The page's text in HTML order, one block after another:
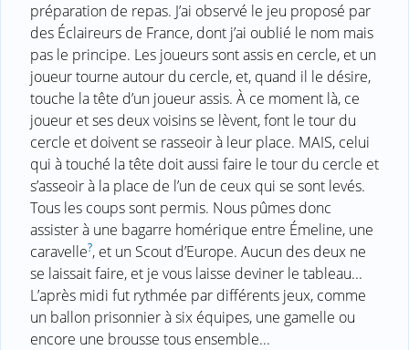
préparation de repas. J’ai observé le jeu proposé par
des Éclaireurs de France, dont j’ai oublié le nom mais
pas le principe. Les joueurs sont assis en cercle, et un
joueur tourne autour du cercle, et, quand il le désire,
touche la tête d’un joueur assis. À ce moment là, ce
joueur et ses deux voisins se lèvent, font le tour du
cercle et doivent se rasseoir à leur place. MAIS, celui
qui à touché la tête doit aussi faire le tour du cercle et
s’asseoir à la place de l’un de ceux qui se sont levés.
Tous les coups sont permis. Nous pûmes donc
assister à une bagarre homérique entre Émeline, une
caravelle?, et un Scout d’Europe. Aucun des deux ne
se laissait faire, et je vous laisse deviner le tableau...
L’après midi fut rythmée par différents jeux, comme
un ballon prisonnier à six équipes, une gamelle ou
encore une brousse tous ensemble...